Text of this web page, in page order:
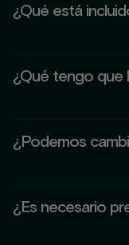
¿Qué está
Suministros
Limpieza
Servicios de
¿Qué tengo que
comienza el
¿Podemos
administrativo sin
¿Es necesario